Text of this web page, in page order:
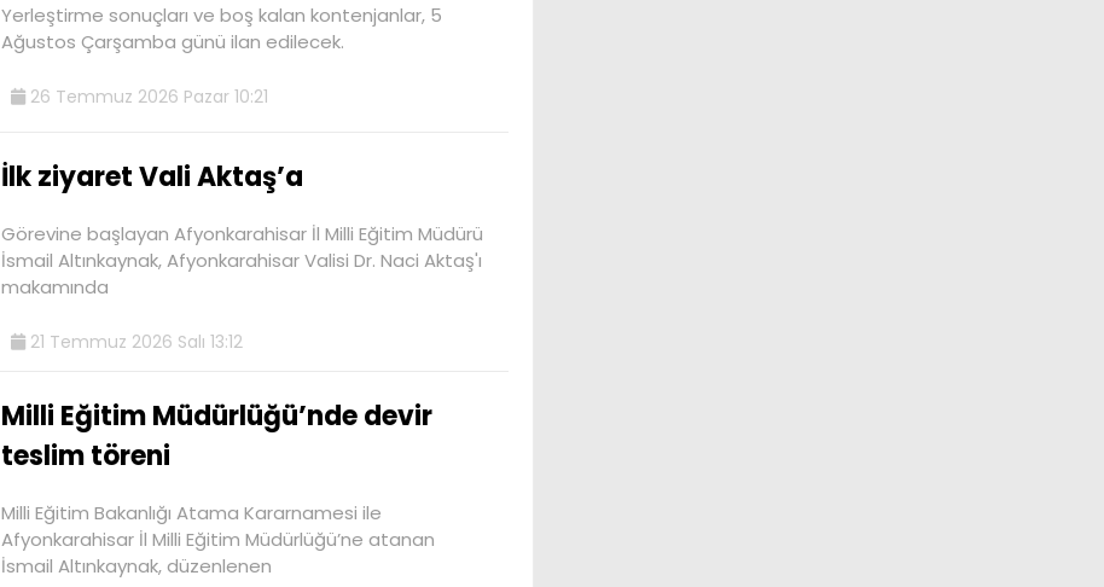
Yerleştirme sonuçları ve boş kalan kontenjanlar, 5
Ağustos Çarşamba günü ilan edilecek.
26 Temmuz 2026 Pazar 10:21
İlk ziyaret Vali Aktaş’a
Görevine başlayan Afyonkarahisar İl Milli Eğitim Müdürü
İsmail Altınkaynak, Afyonkarahisar Valisi Dr. Naci Aktaş'ı
makamında
21 Temmuz 2026 Salı 13:12
Milli Eğitim Müdürlüğü’nde devir
teslim töreni
Milli Eğitim Bakanlığı Atama Kararnamesi ile
Afyonkarahisar İl Milli Eğitim Müdürlüğü’ne atanan
İsmail Altınkaynak, düzenlenen